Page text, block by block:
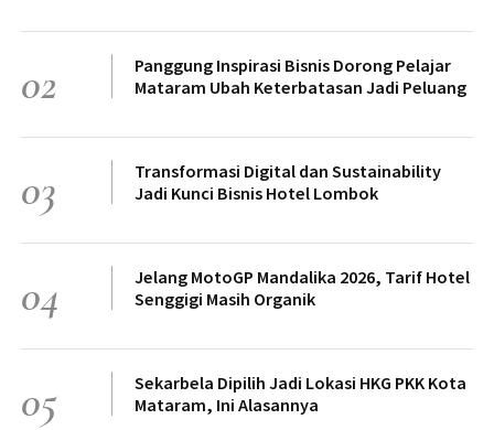
02
Panggung Inspirasi Bisnis Dorong Pelajar
Mataram Ubah Keterbatasan Jadi Peluang
03
Transformasi Digital dan Sustainability
Jadi Kunci Bisnis Hotel Lombok
04
Jelang MotoGP Mandalika 2026, Tarif Hotel
Senggigi Masih Organik
05
Sekarbela Dipilih Jadi Lokasi HKG PKK Kota
Mataram, Ini Alasannya